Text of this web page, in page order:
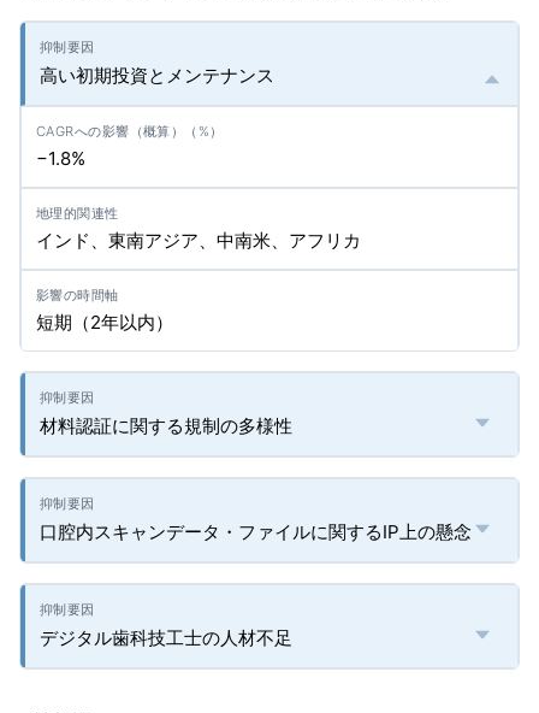
高い初期投資とメンテナンス
−1.8%
インド、東南アジア、中南米、アフリカ
短期（2年以内）
材料認証に関する規制の多様性
口腔内スキャンデータ・ファイルに関するIP上の懸念
デジタル歯科技工士の人材不足